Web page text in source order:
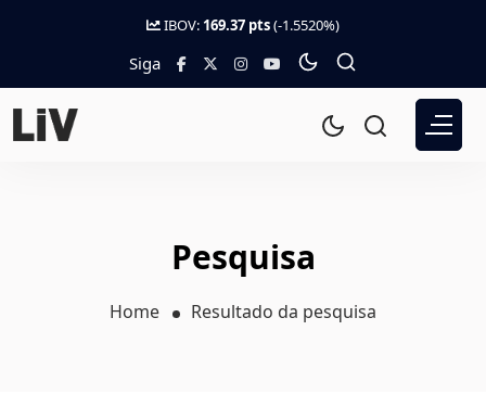
IBOV: 169.37 pts(-1.5520%)
Siga
Pesquisa
Home Resultado da pesquisa